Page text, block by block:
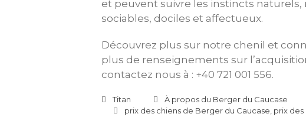
et peuvent suivre les instincts
sociables, dociles et affectueux.
Découvrez plus sur notre chenil et
plus de renseignements sur
contactez nous à : +40 721 001 556.
Titan
À propos du Berger du Caucase
prix des chiens de Berger du Caucase prix